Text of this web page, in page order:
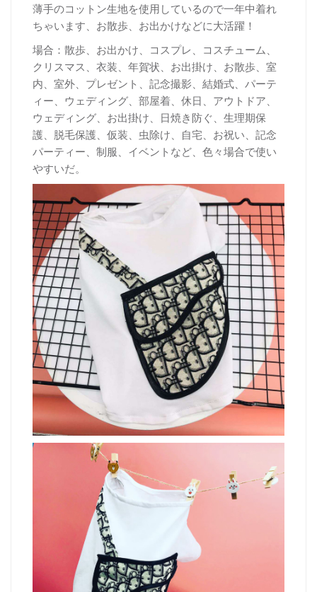
薄手のコットン生地を使用しているので一年中着れ
ちゃいます、お散歩、お出かけなどに大活躍！
場合：散歩、お出かけ、コスプレ、コスチューム、
クリスマス、衣装、年賀状、お出掛け、お散歩、室
内、室外、プレゼント、記念撮影、結婚式、パーテ
ィー、ウェディング、部屋着、休日、アウトドア、
ウェディング、お出掛け、日焼き防ぐ、生理期保
護、脱毛保護、仮装、虫除け、自宅、お祝い、記念
パーティー、制服、イベントなど、色々場合で使い
やすいだ。